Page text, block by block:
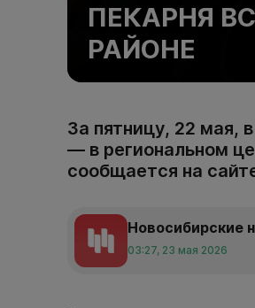
ПЕКАРНЯ
РАЙОНЕ
За пятницу, 22 мая,
— в региональном
сообщается на
Новосибирские
03:27, 23 мая 2026